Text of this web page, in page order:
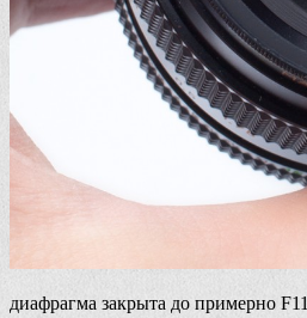
диафрагма закрыта до примерно F11